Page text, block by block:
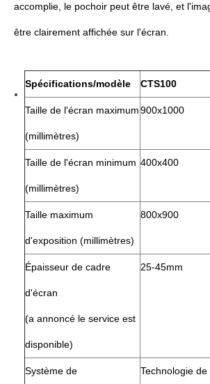
accomplie, le pochoir peut être lavé, et
être clairement affichée sur l'écran.
Spécifications/modèle CTS100
Taille de l'écran maximum
(millimètres)
900x1000
Taille de l'écran minimum
(millimètres)
400x400
Taille maximum
d'exposition (millimètres)
800x900
Épaisseur de cadre
d'écran
(a annoncé le service est
disponible)
25-45mm
Système de Technologie